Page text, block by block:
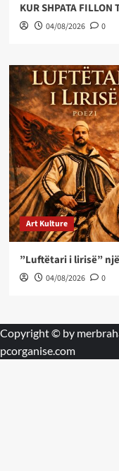
KUR SHPATA FILLON
04/08/2026 0
Art Kulture
”Luftëtari i lirisë”
04/08/2026 0
Copyright © by
pcorganise.com